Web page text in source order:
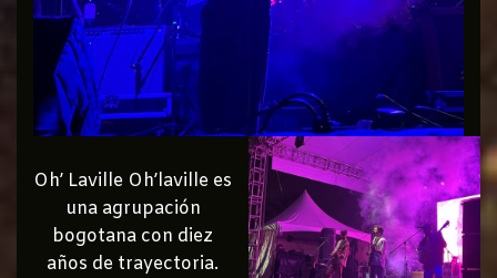
Oh’ Laville Oh’laville es
una agrupación
bogotana con diez
años de trayectoria.